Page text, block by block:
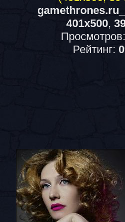
401x500,
Просмотров:
Рейтинг: